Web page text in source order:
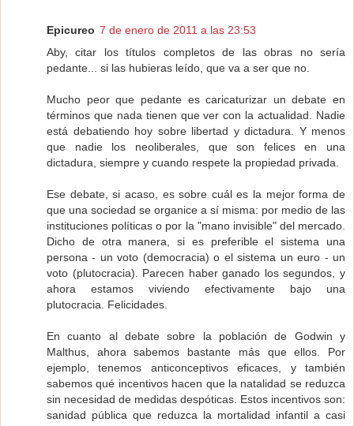
Epicureo 7 de enero de 2011 a las 23:53
Aby, citar los títulos completos de las obras no sería
pedante... si las hubieras leído, que va a ser que no.
Mucho peor que pedante es caricaturizar un debate en
términos que nada tienen que ver con la actualidad. Nadie
está debatiendo hoy sobre libertad y dictadura. Y menos
que nadie los neoliberales, que son felices en una
dictadura, siempre y cuando respete la propiedad privada.
Ese debate, si acaso, es sobre cuál es la mejor forma de
que una sociedad se organice a sí misma: por medio de las
instituciones políticas o por la "mano invisible" del mercado.
Dicho de otra manera, si es preferible el sistema una
persona - un voto (democracia) o el sistema un euro - un
voto (plutocracia). Parecen haber ganado los segundos, y
ahora estamos viviendo efectivamente bajo una
plutocracia. Felicidades.
En cuanto al debate sobre la población de Godwin y
Malthus, ahora sabemos bastante más que ellos. Por
ejemplo, tenemos anticonceptivos eficaces, y también
sabemos qué incentivos hacen que la natalidad se reduzca
sin necesidad de medidas despóticas. Estos incentivos son:
sanidad pública que reduzca la mortalidad infantil a casi